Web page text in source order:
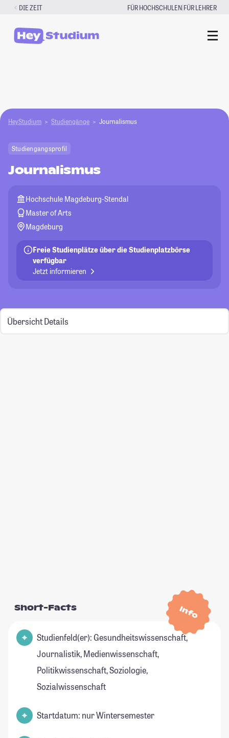
Zum
springen
DIE ZEIT FÜR HOCHSCHULEN|FÜR LEHRER
HeyStudium Studiengänge Journalismus
Studiengangsprofil
Journalismus
Hochschule Magdeburg-Stendal
Master of Arts
Magdeburg
Freie Studienplätze über die Studienplatzbörse
verfügbar
Jetzt informieren
Übersicht Details
Info
Short-Facts
Studienfeld(er): Gesundheitswissenschaft,
Journalistik, Medienwissenschaft,
Politikwissenschaft, Soziologie,
Sozialwissenschaft
Startdatum: nur Wintersemester